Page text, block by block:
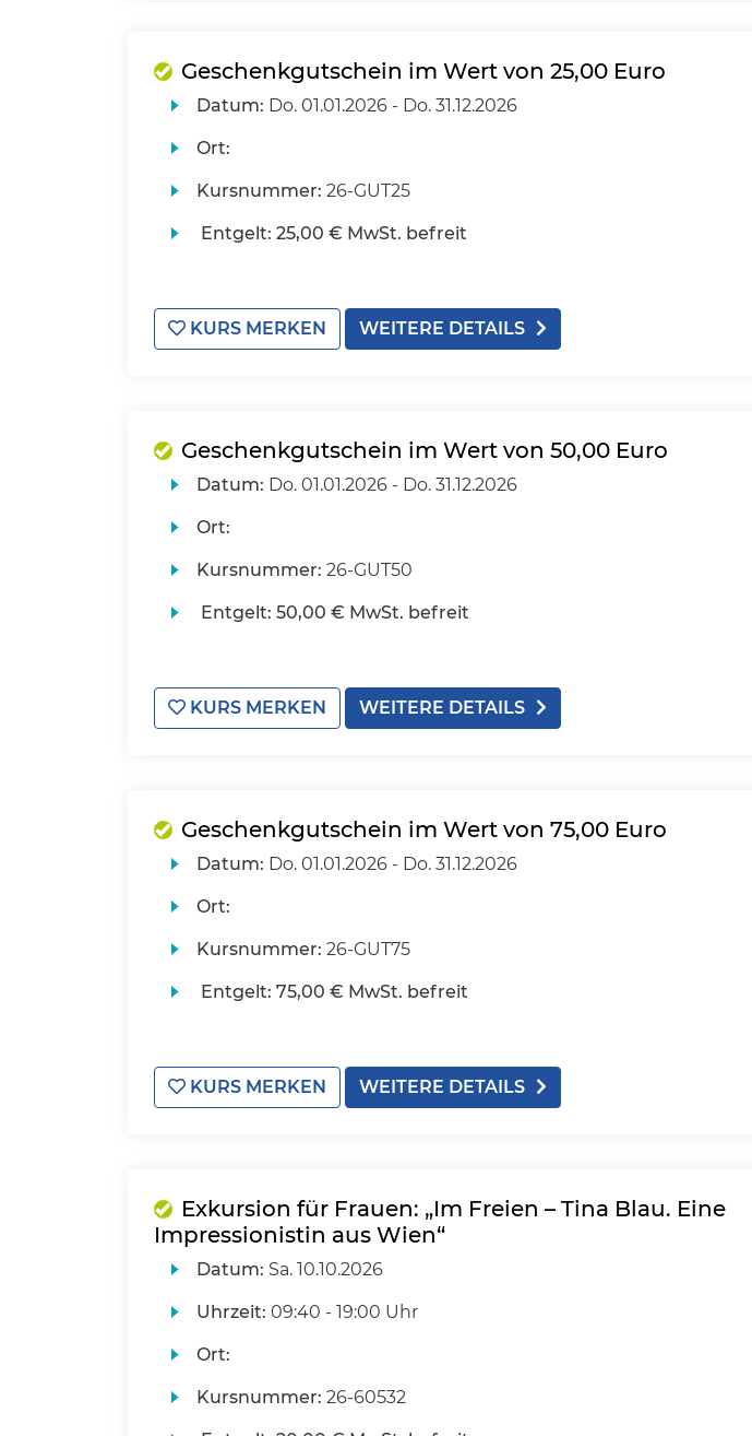
Geschenkgutschein im Wert von 25,00 Euro
Datum: Do. 01.01.2026 - Do. 31.12.2026
Ort:
Kursnummer: 26-GUT25
Entgelt: 25,00 € MwSt. befreit
KURS MERKEN WEITERE DETAILS
Geschenkgutschein im Wert von 50,00 Euro
Datum: Do. 01.01.2026 - Do. 31.12.2026
Ort:
Kursnummer: 26-GUT50
Entgelt: 50,00 € MwSt. befreit
KURS MERKEN WEITERE DETAILS
Geschenkgutschein im Wert von 75,00 Euro
Datum: Do. 01.01.2026 - Do. 31.12.2026
Ort:
Kursnummer: 26-GUT75
Entgelt: 75,00 € MwSt. befreit
KURS MERKEN WEITERE DETAILS
Exkursion für Frauen: „Im Freien – Tina Blau. Eine
Impressionistin aus Wien“
Datum: Sa. 10.10.2026
Uhrzeit: 09:40 - 19:00 Uhr
Ort:
Kursnummer: 26-60532